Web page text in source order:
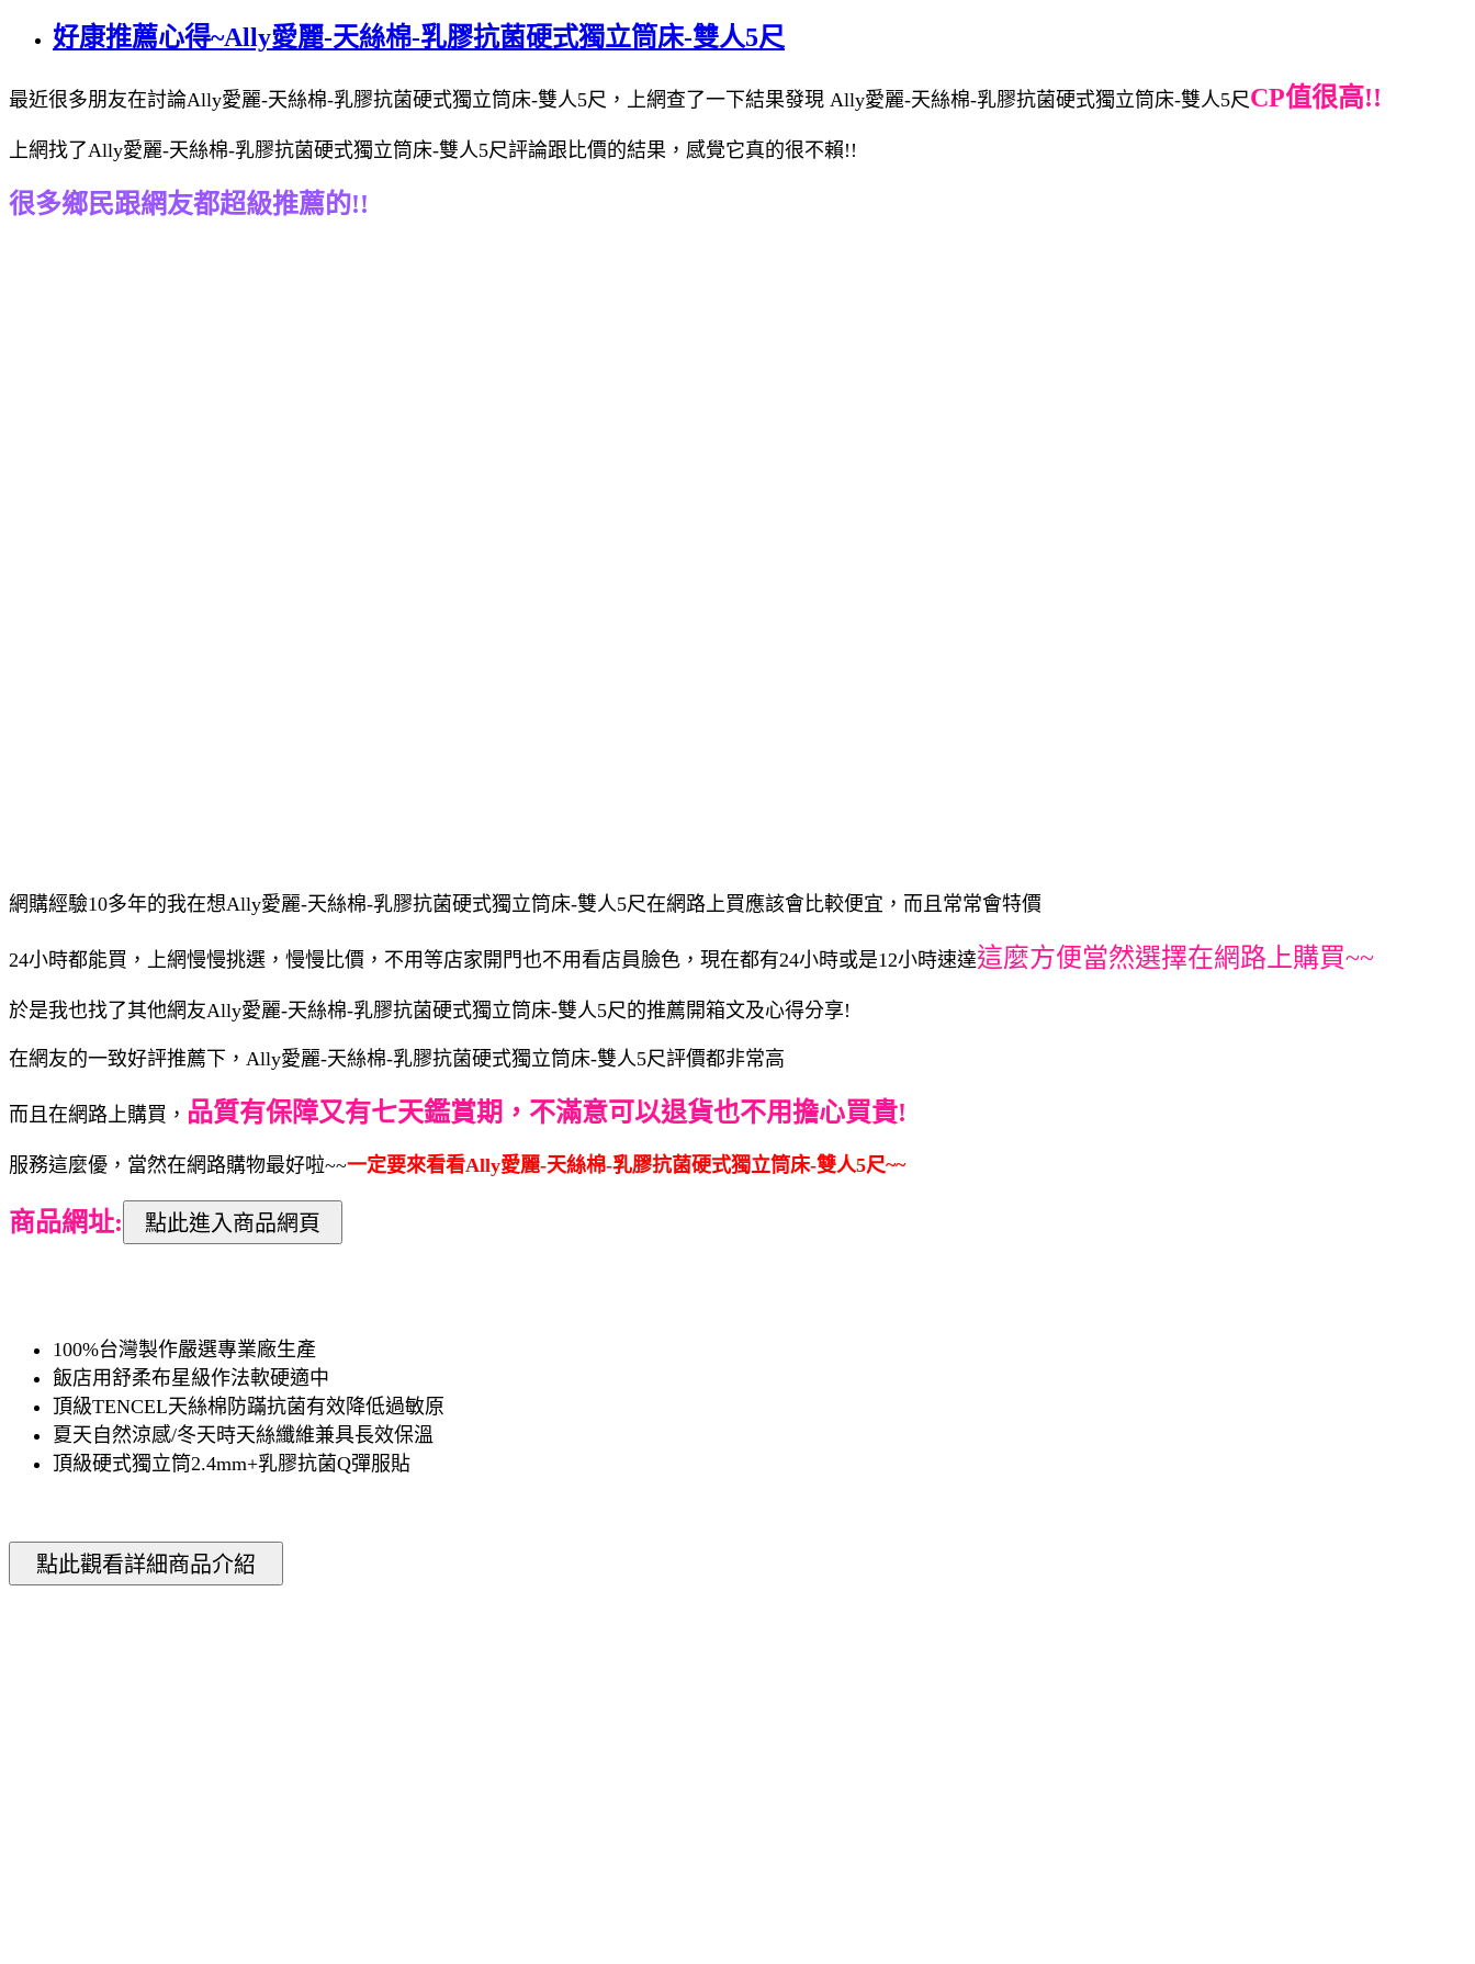
好康推薦心得~Ally愛麗-天絲棉-乳膠抗菌硬式獨立筒床-雙人5尺
最近很多朋友在討論Ally愛麗-天絲棉-乳膠抗菌硬式獨立筒床-雙人5尺，上網查了一下結果發現 Ally愛麗-天絲棉-乳膠抗菌硬式獨立筒床-雙人5尺CP值很高!!
上網找了Ally愛麗-天絲棉-乳膠抗菌硬式獨立筒床-雙人5尺評論跟比價的結果，感覺它真的很不賴!!
很多鄉民跟網友都超級推薦的!!
網購經驗10多年的我在想Ally愛麗-天絲棉-乳膠抗菌硬式獨立筒床-雙人5尺在網路上買應該會比較便宜，而且常常會特價
24小時都能買，上網慢慢挑選，慢慢比價，不用等店家開門也不用看店員臉色，現在都有24小時或是12小時速達這麼方便當然選擇在網路上購買~~
於是我也找了其他網友Ally愛麗-天絲棉-乳膠抗菌硬式獨立筒床-雙人5尺的推薦開箱文及心得分享!
在網友的一致好評推薦下，Ally愛麗-天絲棉-乳膠抗菌硬式獨立筒床-雙人5尺評價都非常高
而且在網路上購買， 品質有保障又有七天鑑賞期，不滿意可以退貨也不用擔心買貴!
服務這麼優，當然在網路購物最好啦~~一定要來看看Ally愛麗-天絲棉-乳膠抗菌硬式獨立筒床-雙人5尺~~
商品網址:
100%台灣製作嚴選專業廠生產
飯店用舒柔布星級作法軟硬適中
頂級TENCEL天絲棉防蹣抗菌有效降低過敏原
夏天自然涼感/冬天時天絲纖維兼具長效保溫
頂級硬式獨立筒2.4mm+乳膠抗菌Q彈服貼